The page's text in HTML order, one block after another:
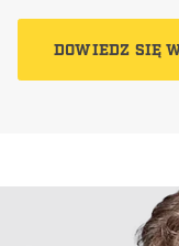
DOWIEDZ SIĘ